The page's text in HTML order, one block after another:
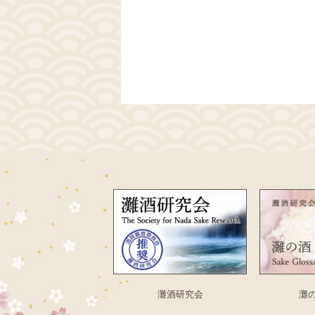
灘酒研究会 灘